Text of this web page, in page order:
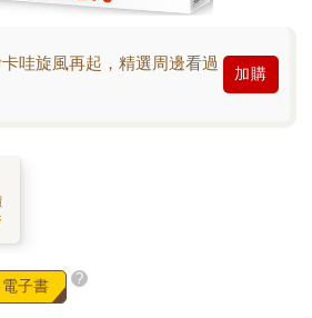
哇旋風再起，精選周邊看過
加購
子書 ?